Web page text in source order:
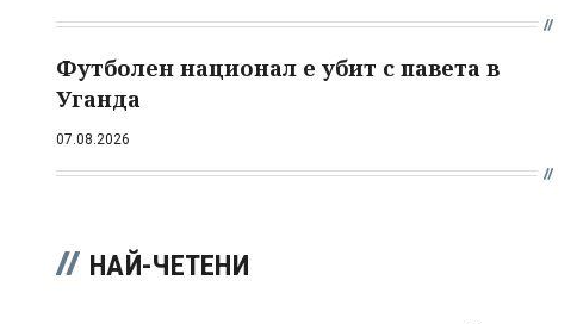
Футболен национал е убит с павета в
Уганда
07.08.2026
НАЙ-ЧЕТЕНИ